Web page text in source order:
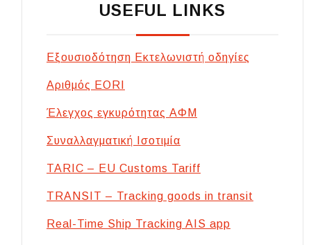
USEFUL LINKS
Εξουσιοδότηση Εκτελωνιστή οδηγίες
Αριθμός EORI
Έλεγχος εγκυρότητας ΑΦΜ
Συναλλαγματική Ισοτιμία
TARIC – EU Customs Tariff
TRANSIT – Tracking goods in transit
Real-Time Ship Tracking AIS app